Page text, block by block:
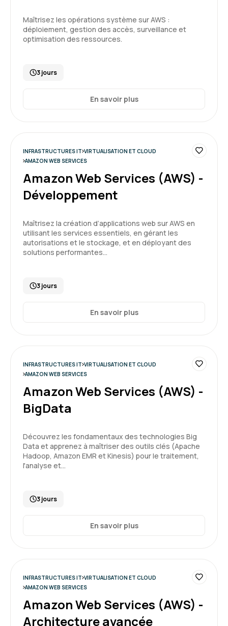
Christine T. Le 24/06/2026
C'est une bonne base pour comprendre
différentes fonctionnalités associées.
Julien L.
Très intense : énormément de choses à
apprendre.
Formation : Amazon Web Services (AWS) - Cloud
Practitioner
Maîtrisez les opérations système sur AWS :
déploiement, gestion des accès, surveillance et
optimisation des ressources.
3 jours
En savoir plus
INFRASTRUCTURES IT VIRTUALISATION ET CLOUD
AMAZON WEB SERVICES
Amazon Web Services (AWS) -
Développement
Maîtrisez la création d’applications web sur AWS en
utilisant les services essentiels, en gérant les
autorisations et le stockage, et en déployant des
solutions performantes…
3 jours
En savoir plus
INFRASTRUCTURES IT VIRTUALISATION ET CLOUD
AMAZON WEB SERVICES
Amazon Web Services (AWS) -
BigData
Découvrez les fondamentaux des technologies Big
Data et apprenez à maîtriser des outils clés (Apache
Hadoop, Amazon EMR et Kinesis) pour le traitement,
l'analyse et…
3 jours
En savoir plus
INFRASTRUCTURES IT VIRTUALISATION ET CLOUD
AMAZON WEB SERVICES
Amazon Web Services (AWS) -
Architecture avancée